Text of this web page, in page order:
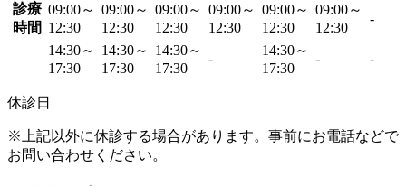
診療
時間
09:00～
12:30
09:00～
12:30
09:00～
12:30
09:00～
12:30
09:00～
12:30
09:00～
12:30
-
14:30～
17:30
14:30～
17:30
14:30～
17:30
-
14:30～
17:30
- -
休診日
※上記以外に休診する場合があります。事前にお電話などで
お問い合わせください。